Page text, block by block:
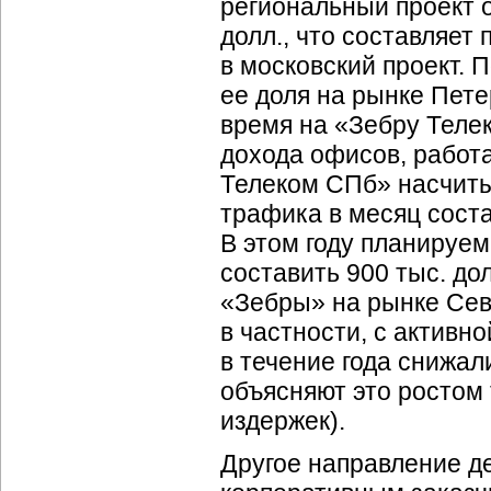
региональный проект
долл., что
в московский
ее доля на рынке
время на «Зебру
дохода офисов,
Телеком СПб»
трафика в месяц
В этом году
составить 900 тыс.
«Зебры» на рынке
в частности, с
в течение года
объясняют это
издержек).
Другое направление